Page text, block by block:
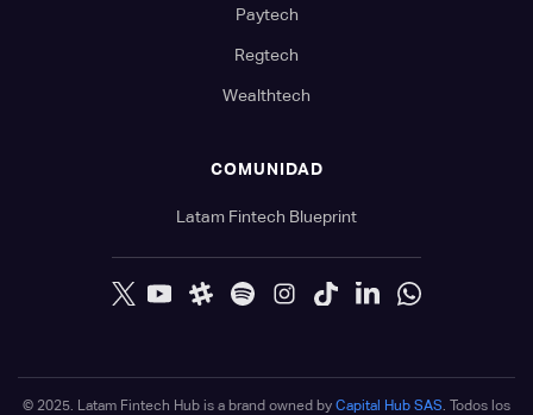
Paytech
Regtech
Wealthtech
COMUNIDAD
Latam Fintech Blueprint
© 2025. Latam Fintech Hub is a brand owned by Capital Hub SAS . Todos los